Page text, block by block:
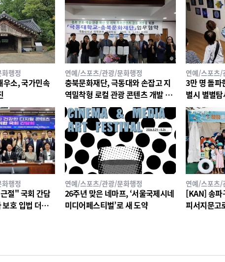
행정
우소, 국가민속
연예/스포츠/관광/문화행정
충북문화재단, 극동대와 손잡고 지
역밀착형 로컬 관광 콘텐츠 개발 나
선다
연예/스포츠/
3만 명 돌파
별시 별별탐사대
대학찰옥수
행정
절" 국회 간담
호 입법 더는
연예/스포츠/관광/문화행정
26주년 맞은 네마프, ‘서울국제시네
미디어페스티벌’로 새 도약
연예/스포츠/
[KAN] 송파
피서지문고